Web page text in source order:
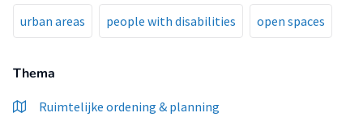
urban areas people with disabilities open spaces
Thema
Ruimtelijke ordening & planning